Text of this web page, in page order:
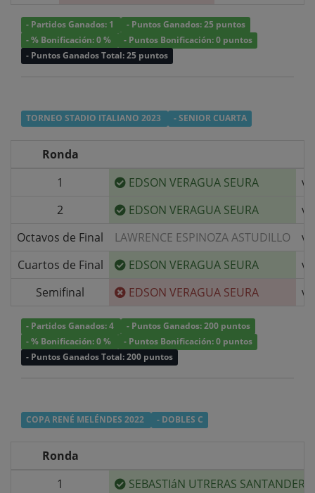
- Partidos Ganados: 1
- Puntos Ganados: 25 puntos
- % Bonificación: 0 %
- Puntos Bonificación: 0 puntos
- Puntos Ganados Total: 25 puntos
TORNEO STADIO ITALIANO 2023 - SENIOR CUARTA
Ronda
1
EDSON VERAGUA SEURA
v/
2
EDSON VERAGUA SEURA
v/
Octavos de Final
LAWRENCE ESPINOZA ASTUDILLO
v/
Cuartos de Final
EDSON VERAGUA SEURA
v/
Semifinal
EDSON VERAGUA SEURA v/
- Partidos Ganados: 4
- Puntos Ganados: 200 puntos
- % Bonificación: 0 %
- Puntos Bonificación: 0 puntos
- Puntos Ganados Total: 200 puntos
COPA RENÉ MELÉNDES 2022 - DOBLES C
Ronda
1
SEBASTIáN UTRERAS SANTANDER